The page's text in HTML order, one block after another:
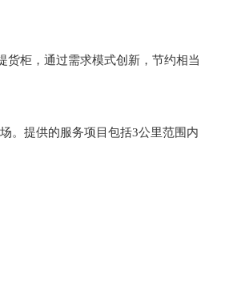
货柜，通过需求模式创新，节约相当
。提供的服务项目包括3公里范围内